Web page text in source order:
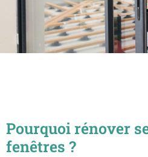
Pourquoi rénover
fenêtres ?